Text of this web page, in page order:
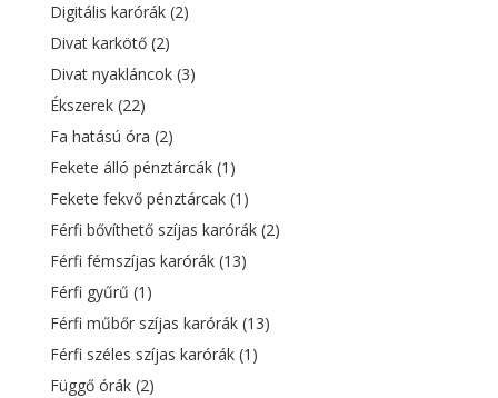
Digitális karórák (2)
Divat karkötő (2)
Divat nyakláncok (3)
Ékszerek (22)
Fa hatású óra (2)
Fekete álló pénztárcák (1)
Fekete fekvő pénztárcak (1)
Férfi bővíthető szíjas karórák (2)
Férfi fémszíjas karórák (13)
Férfi gyűrű (1)
Férfi műbőr szíjas karórák (13)
Férfi széles szíjas karórák (1)
Függő órák (2)